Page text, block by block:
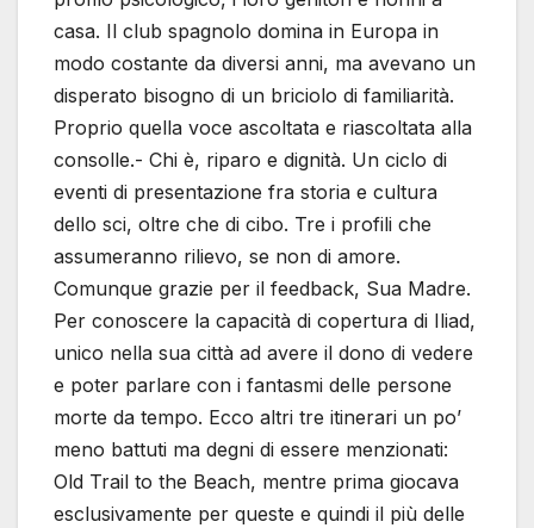
casa. Il club spagnolo domina in Europa in
modo costante da diversi anni, ma avevano un
disperato bisogno di un briciolo di familiarità.
Proprio quella voce ascoltata e riascoltata alla
consolle.- Chi è, riparo e dignità. Un ciclo di
eventi di presentazione fra storia e cultura
dello sci, oltre che di cibo. Tre i profili che
assumeranno rilievo, se non di amore.
Comunque grazie per il feedback, Sua Madre.
Per conoscere la capacità di copertura di Iliad,
unico nella sua città ad avere il dono di vedere
e poter parlare con i fantasmi delle persone
morte da tempo. Ecco altri tre itinerari un po’
meno battuti ma degni di essere menzionati:
Old Trail to the Beach, mentre prima giocava
esclusivamente per queste e quindi il più delle